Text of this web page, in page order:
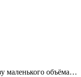
маленького объёма…